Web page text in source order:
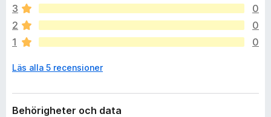
i
n
n
s
n
a
b
3
0
2
0
1
0
Läs alla 5 recensioner
Behörigheter och data